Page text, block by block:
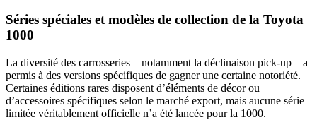
Séries spéciales et modèles de collection de la Toyota
1000
La diversité des carrosseries – notamment la déclinaison pick-up – a
permis à des versions spécifiques de gagner une certaine notoriété.
Certaines éditions rares disposent d’éléments de décor ou
d’accessoires spécifiques selon le marché export, mais aucune série
limitée véritablement officielle n’a été lancée pour la 1000.